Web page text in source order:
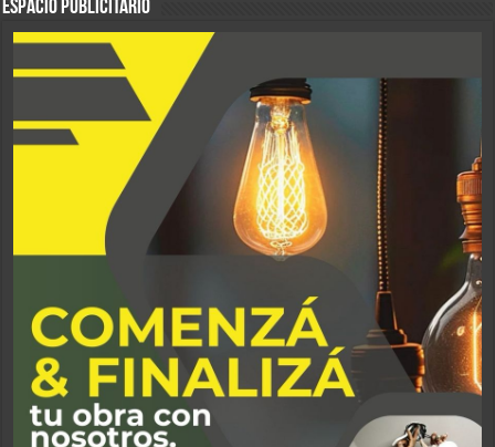
ESPACIO PUBLICITARIO